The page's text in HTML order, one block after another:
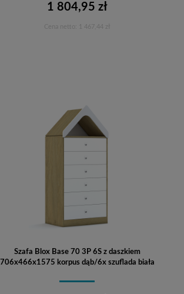
1 804,95 zł
Szafa Blox Base 70 3P 6S z daszkiem
706x466x1575 korpus dąb/6x szuflada biała